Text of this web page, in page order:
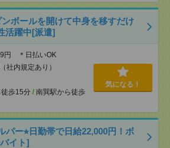
ボールを開けて中身を移すだけ
活躍中[派遣]
円 ＊日払いOK
社内規定あり）
徒歩15分 / 南巽駅から徒歩
気になる！
パー⭐︎日勤帯で日給22,000円！ボ
イト]